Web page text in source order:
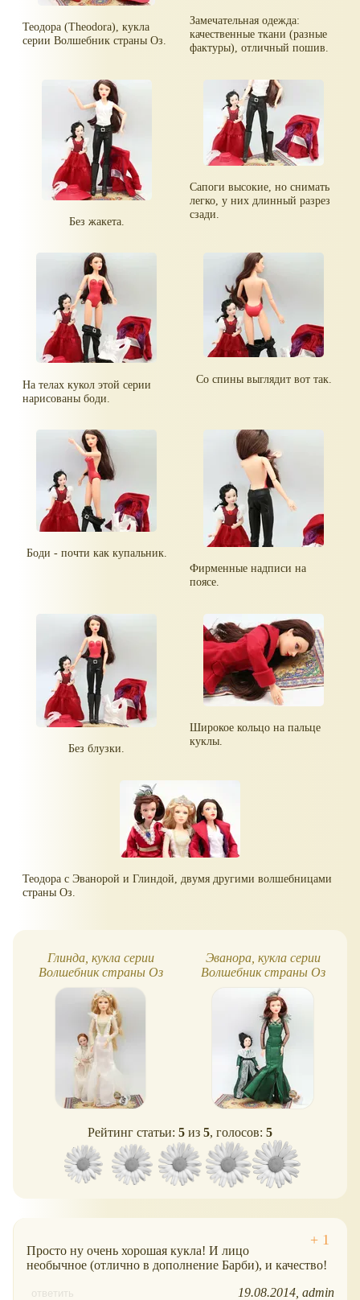
Теодора (Theodora), кукла
серии Волшебник страны Оз.
Замечательная одежда:
качественные ткани (разные
фактуры), отличный пошив.
Без жакета.
Сапоги высокие, но снимать
легко, у них длинный разрез
сзади.
На телах кукол этой серии
нарисованы боди.
Со спины выглядит вот так.
Боди - почти как купальник.
Фирменные надписи на
поясе.
Без блузки.
Широкое кольцо на пальце
куклы.
Теодора с Эванорой и Глиндой, двумя другими волшебницами
страны Оз.
Глинда, кукла серии
Волшебник страны Оз
Эванора, кукла серии
Волшебник страны Оз
Рейтинг статьи: 5 из 5, голосов: 5
Просто ну очень хорошая кукла! И лицо
необычное (отлично в дополнение Барби), и качество!
ответить 19.08.2014 admin